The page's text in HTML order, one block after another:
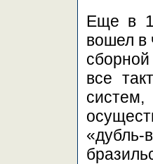
Еще в
вошел в
все